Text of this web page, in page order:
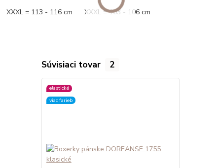
XXXL = 113 - 116 cm XXXL = 103 - 106 cm
Súvisiaci tovar 2
elastické
viac farieb